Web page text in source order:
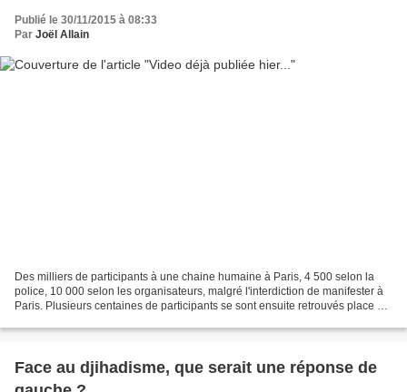
Publié le 30/11/2015 à 08:33
Par Joël Allain
Des milliers de participants à une chaine humaine à Paris, 4 500 selon la
police, 10 000 selon les organisateurs, malgré l'interdiction de manifester à
Paris. Plusieurs centaines de participants se sont ensuite retrouvés place de
Face au djihadisme, que serait une réponse de